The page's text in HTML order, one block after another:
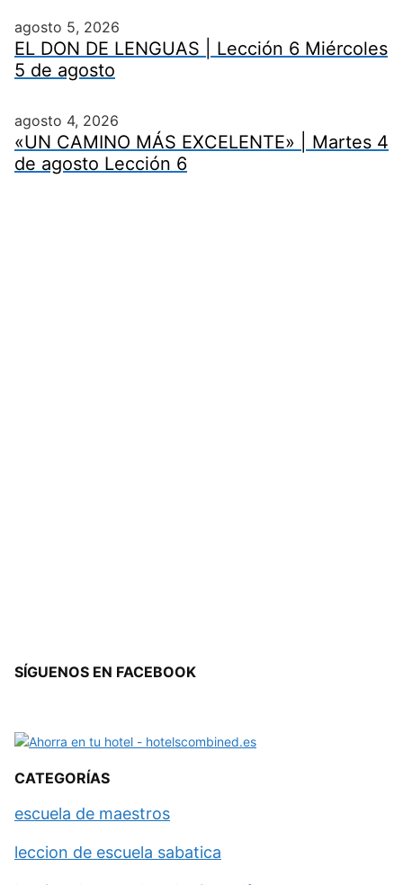
agosto 5, 2026
EL DON DE LENGUAS | Lección 6 Miércoles
5 de agosto
agosto 4, 2026
«UN CAMINO MÁS EXCELENTE» | Martes 4
de agosto Lección 6
SÍGUENOS EN FACEBOOK
CATEGORÍAS
escuela de maestros
leccion de escuela sabatica